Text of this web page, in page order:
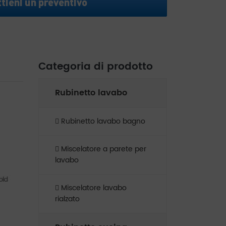
Categoria di prodotto
Rubinetto lavabo
Rubinetto lavabo bagno
Miscelatore a parete per
lavabo
Miscelatore lavabo
rialzato